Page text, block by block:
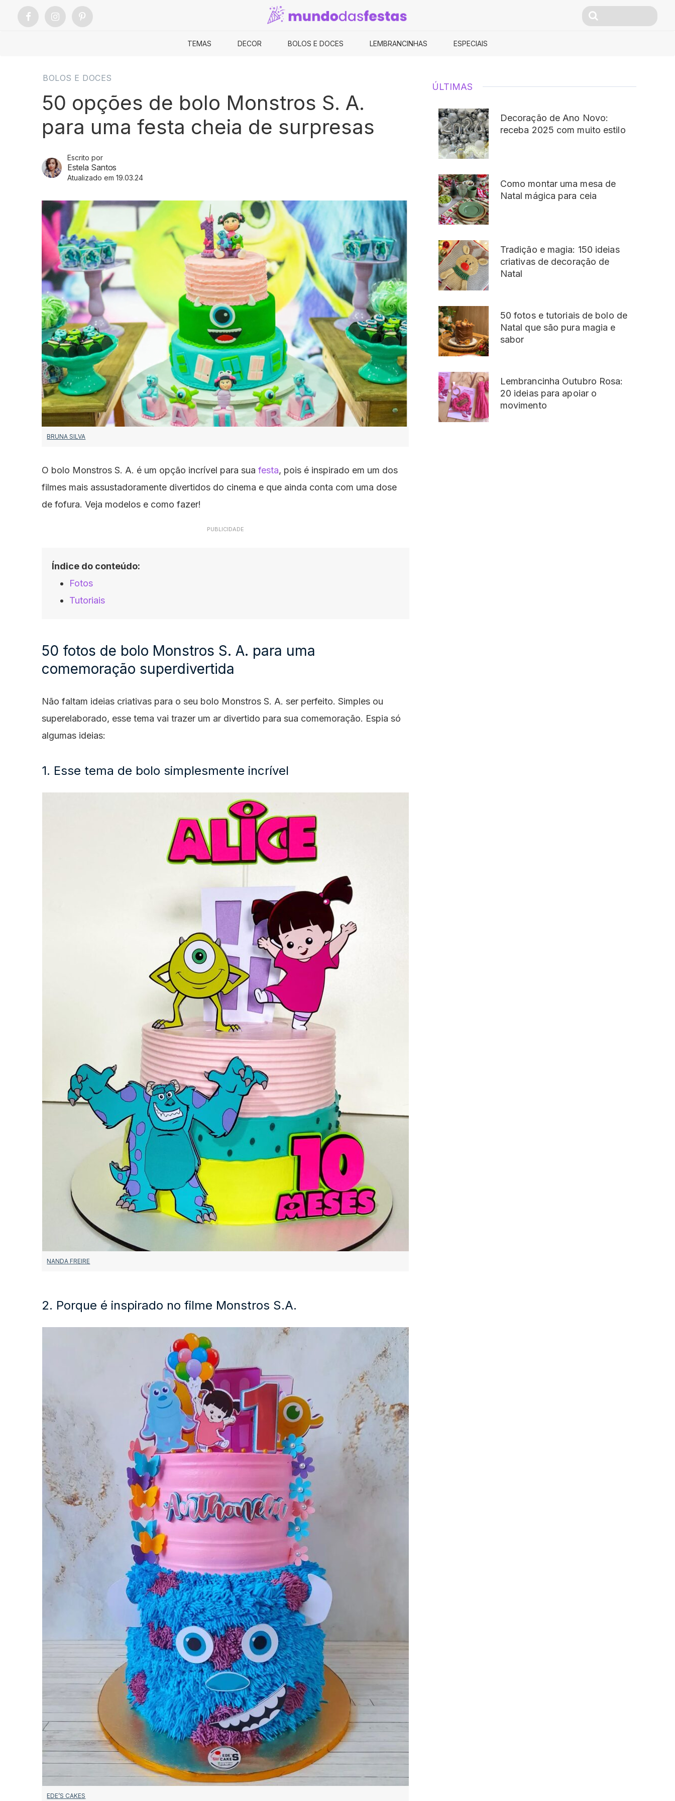
TEMAS DECOR BOLOS E DOCES LEMBRANCINHAS ESPECIAIS
BOLOS E DOCES
50 opções de bolo Monstros S. A.
para uma festa cheia de surpresas
Escrito por
Estela Santos
Atualizado em 19.03.24
BRUNA SILVA
O bolo Monstros S. A. é um opção incrível para sua festa, pois é inspirado em um dos
filmes mais assustadoramente divertidos do cinema e que ainda conta com uma dose
de fofura. Veja modelos e como fazer!
PUBLICIDADE
Índice do conteúdo:
Fotos
Tutoriais
50 fotos de bolo Monstros S. A. para uma
comemoração superdivertida
Não faltam ideias criativas para o seu bolo Monstros S. A. ser perfeito. Simples ou
superelaborado, esse tema vai trazer um ar divertido para sua comemoração. Espia só
algumas ideias:
1. Esse tema de bolo simplesmente incrível
NANDA FREIRE
2. Porque é inspirado no filme Monstros S.A.
EDE’S CAKES
ÚLTIMAS
Decoração de Ano Novo:
receba 2025 com muito estilo
Como montar uma mesa de
Natal mágica para ceia
Tradição e magia: 150 ideias
criativas de decoração de
Natal
50 fotos e tutoriais de bolo de
Natal que são pura magia e
sabor
Lembrancinha Outubro Rosa:
20 ideias para apoiar o
movimento